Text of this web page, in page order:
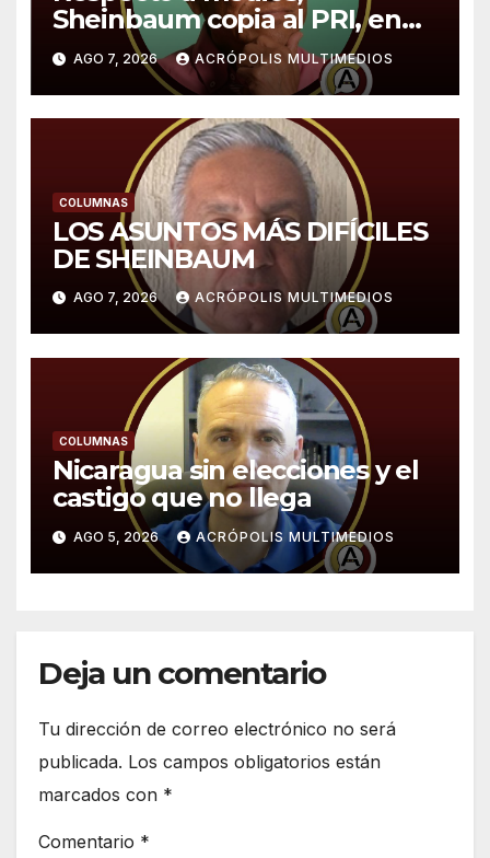
Sheinbaum copia al PRI, en
especial a López Portillo,
expone Sergio Sarmiento
AGO 7, 2026 ACRÓPOLIS MULTIMEDIOS
COLUMNAS
LOS ASUNTOS MÁS DIFÍCILES
DE SHEINBAUM
AGO 7, 2026 ACRÓPOLIS MULTIMEDIOS
COLUMNAS
Nicaragua sin elecciones y el
castigo que no llega
AGO 5, 2026 ACRÓPOLIS MULTIMEDIOS
Deja un comentario
Tu dirección de correo electrónico no será
publicada. Los campos obligatorios están
marcados con *
Comentario *